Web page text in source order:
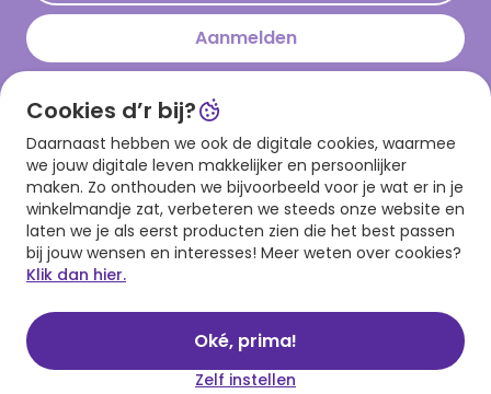
Hallmark en KinderpostzegelsAanmelden
Download onze app
Cookies d’r bij?
Daarnaast hebben we ook de digitale cookies, waarmee
we jouw digitale leven makkelijker en persoonlijker
maken. Zo onthouden we bijvoorbeeld voor je wat er in je
winkelmandje zat, verbeteren we steeds onze website en
laten we je als eerst producten zien die het best passen
bij jouw wensen en interesses! Meer weten over cookies?
Klik dan hier.
Oké, prima!
Zelf instellen